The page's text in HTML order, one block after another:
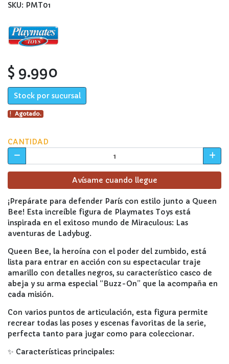
SKU: PMT01
$ 9.990
Stock por sucursal
Agotado.
CANTIDAD
Avísame cuando llegue
¡Prepárate para defender París con estilo junto a Queen
Bee! Esta increíble figura de Playmates Toys está
inspirada en el exitoso mundo de Miraculous: Las
aventuras de Ladybug.
Queen Bee, la heroína con el poder del zumbido, está
lista para entrar en acción con su espectacular traje
amarillo con detalles negros, su característico casco de
abeja y su arma especial “Buzz-On” que la acompaña en
cada misión.
Con varios puntos de articulación, esta figura permite
recrear todas las poses y escenas favoritas de la serie,
perfecta tanto para jugar como para coleccionar.
✨ Características principales: